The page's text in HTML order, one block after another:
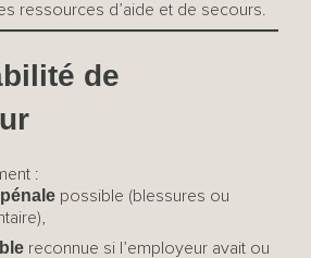
ressources d’aide et de secours.
de
:
possible (blessures ou
reconnue si l’employeur avait ou